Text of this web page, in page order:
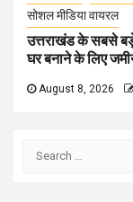
सोशल मीडिया वायरल
उत्तराखंड के सबसे
घर बनाने के लिए
August 8, 2026
Search